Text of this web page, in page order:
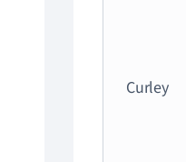
Curley